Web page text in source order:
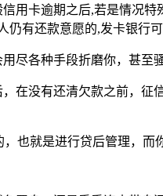
用卡逾期之后,若是情况
有还款意愿的,发卡银行
尽各种手段折磨你，甚至
在没有还清欠款之前，
也就是进行贷后管理，